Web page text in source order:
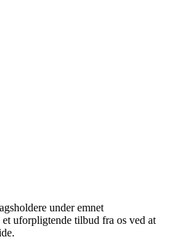
under emnet
uforpligtende tilbud fra os ved at